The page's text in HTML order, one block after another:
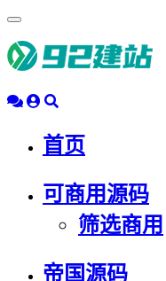
动
导
首页
可商用源码
筛选商用
帝国源码